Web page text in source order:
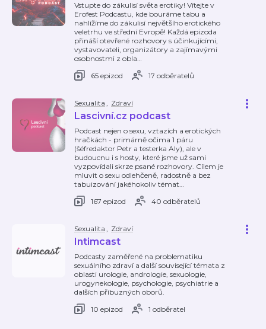
Vstupte do zákulisí světa erotiky! Vítejte v
Erofest Podcastu, kde bouráme tabu a
nahlížíme do zákulisí největšího erotického
veletrhu ve střední Evropě! Každá epizoda
přináší otevřené rozhovory s účinkujícími,
vystavovateli, organizátory a zajímavými
osobnostmi z obla…
65 epizod
17 odběratelů
Sexualita , Zdraví
Lascivní.cz podcast
Podcast nejen o sexu, vztazích a erotických
hračkách - primárně očima 1 páru
(šéfredaktor Petr a testerka Aly), ale v
budoucnu i s hosty, které jsme už sami
vyzpovídali skrze psané rozhovory. Cílem je
mluvit o sexu odlehčeně, radostně a bez
tabuizování jakéhokoliv témat…
167 epizod
40 odběratelů
Sexualita , Zdraví
Intimcast
Podcasty zaměřené na problematiku
sexuálního zdraví a další související témata z
oblasti urologie, andrologie, sexuologie,
urogynekologie, psychologie, psychiatrie a
dalších příbuzných oborů.
10 epizod
1 odběratel